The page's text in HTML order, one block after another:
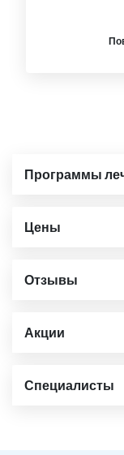
Программы
Цены
Отзывы
Акции
Специалисты